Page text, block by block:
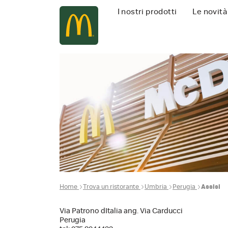
Navigazione
I nostri prodotti Le novità
Home Trova un ristorante Umbria Perugia Assisi
Via Patrono dItalia ang. Via Carducci
Perugia